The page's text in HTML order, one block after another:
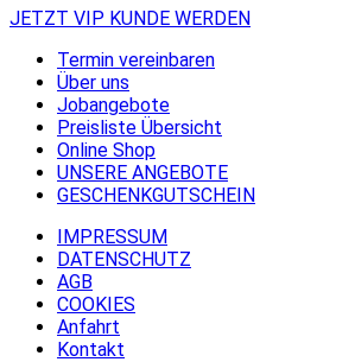
JETZT VIP KUNDE WERDEN
Termin vereinbaren
Über uns
Jobangebote
Preisliste Übersicht
Online Shop
UNSERE ANGEBOTE
GESCHENKGUTSCHEIN
IMPRESSUM
DATENSCHUTZ
AGB
COOKIES
Anfahrt
Kontakt